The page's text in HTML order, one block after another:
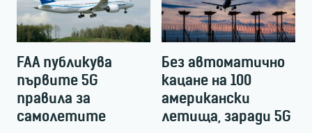
FAA публикува
първите 5G
правила за
самолетите
Без автоматично
кацане на 100
американски
летища, заради 5G